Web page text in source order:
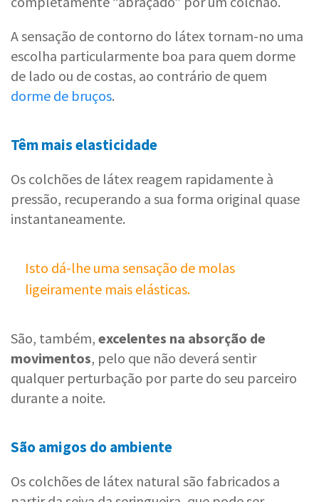
A sensação de contorno do látex tornam-no uma
escolha particularmente boa para quem dorme
de lado ou de costas, ao contrário de quem
dorme de bruços.
Têm mais elasticidade
Os colchões de látex reagem rapidamente à
pressão, recuperando a sua forma original quase
instantaneamente.
Isto dá-lhe uma sensação de molas
ligeiramente mais elásticas.
São, também, excelentes na absorção de
movimentos, pelo que não deverá sentir
qualquer perturbação por parte do seu parceiro
durante a noite.
São amigos do ambiente
Os colchões de látex natural são fabricados a